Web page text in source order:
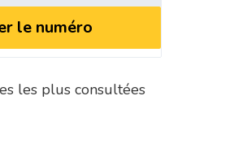
le numéro
les plus consultées